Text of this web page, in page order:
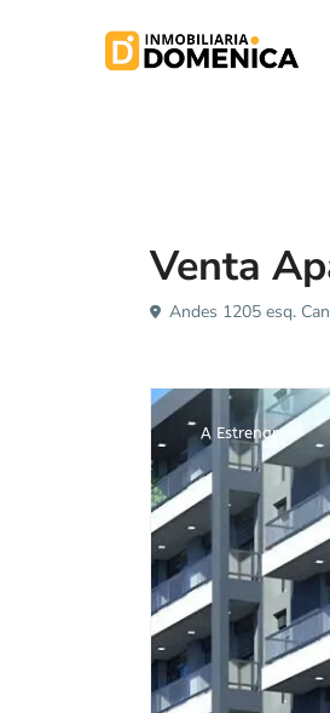
Venta
Andes 1205 esq.
A Estrenar